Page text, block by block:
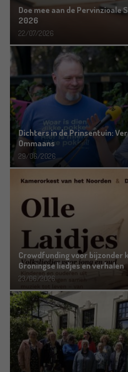
Doe mee aan de Pervinzioale
2026
22/07/2026
Dichters in de Prinsentuin:
Ommaans
29/06/2026
Crowdfunding voor bijzonder
Groningse liedjes en verhalen
23/06/2026